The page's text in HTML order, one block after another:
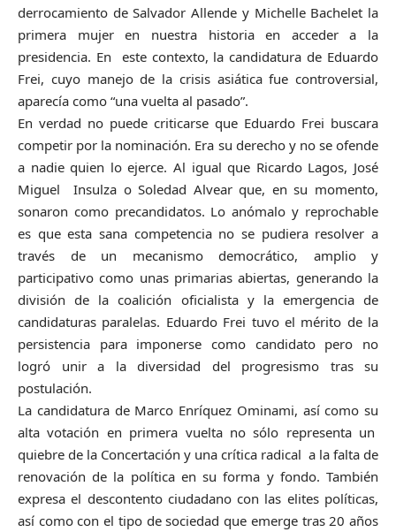
derrocamiento de Salvador Allende y Michelle Bachelet la
primera mujer en nuestra historia en acceder a la
presidencia. En este contexto, la candidatura de Eduardo
Frei, cuyo manejo de la crisis asiática fue controversial,
aparecía como “una vuelta al pasado”.
En verdad no puede criticarse que Eduardo Frei buscara
competir por la nominación. Era su derecho y no se ofende
a nadie quien lo ejerce. Al igual que Ricardo Lagos, José
Miguel Insulza o Soledad Alvear que, en su momento,
sonaron como precandidatos. Lo anómalo y reprochable
es que esta sana competencia no se pudiera resolver a
través de un mecanismo democrático, amplio y
participativo como unas primarias abiertas, generando la
división de la coalición oficialista y la emergencia de
candidaturas paralelas. Eduardo Frei tuvo el mérito de la
persistencia para imponerse como candidato pero no
logró unir a la diversidad del progresismo tras su
postulación.
La candidatura de Marco Enríquez Ominami, así como su
alta votación en primera vuelta no sólo representa un
quiebre de la Concertación y una crítica radical a la falta de
renovación de la política en su forma y fondo. También
expresa el descontento ciudadano con las elites políticas,
así como con el tipo de sociedad que emerge tras 20 años